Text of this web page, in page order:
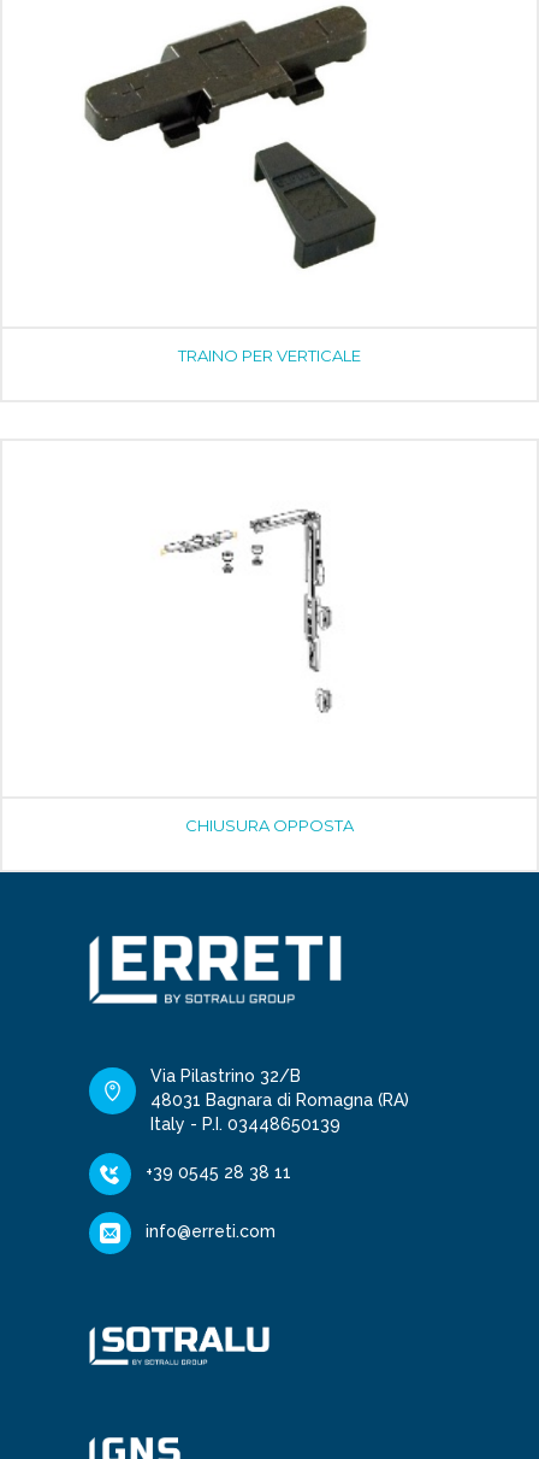
TRAINO PER VERTICALE
CHIUSURA OPPOSTA
Via Pilastrino 32/B
48031 Bagnara di Romagna (RA)
Italy - P.I. 03448650139
+39 0545 28 38 11
info@erreti.com